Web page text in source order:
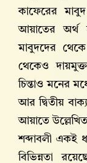
কাফেরের
আয়াতের
মাবুদদের
থেকেও
চিন্তাও মনের
আর দ্বিতীয়
আয়াতে
শব্দাবলী একই
বিভিন্নতা